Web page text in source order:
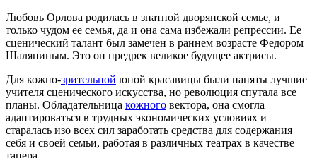
Любовь Орлова родилась в знатной дворянской семье, и
только чудом ее семья, да и она сама избежали репрессии. Ее
сценический талант был замечен в раннем возрасте Федором
Шаляпиным. Это он предрек великое будущее актрисы.
Для кожно-зрительной юной красавицы были наняты лучшие
учителя сценического искусства, но революция спутала все
планы. Обладательница кожного вектора, она смогла
адаптироваться в трудных экономических условиях и
старалась изо всех сил заработать средства для содержания
себя и своей семьи, работая в различных театрах в качестве